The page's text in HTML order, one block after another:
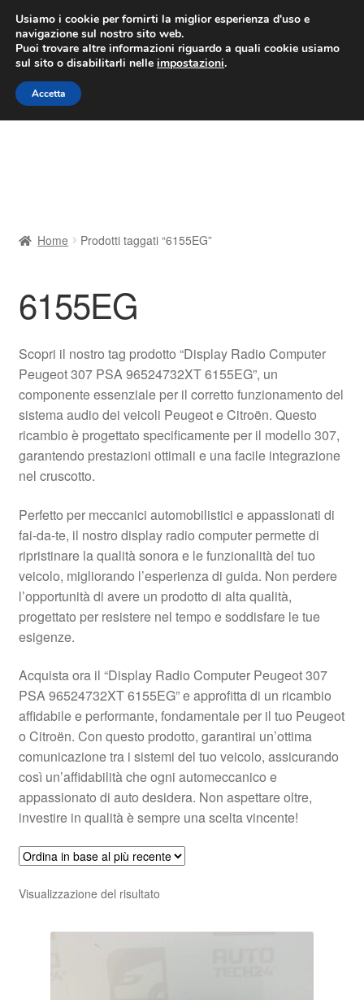
CONSEGNA da 7 EUR
Lun-Ven 9:00 - 16:00/800 580 290
Vai
alla
navigazione
Vai
al
contenuto
Contatto
Il mio account
Pagamenti
Politica sulla riservatezza
Procedura di Reclamo
Registratore di cassa
Rimostranza
Spedizione in tutto il mondo
Home Prodotti taggati “6155EG”
6155EG
Scopri il nostro tag prodotto “Display Radio Computer
Peugeot 307 PSA 96524732XT 6155EG”, un
componente essenziale per il corretto funzionamento del
sistema audio dei veicoli Peugeot e Citroën. Questo
ricambio è progettato specificamente per il modello 307,
garantendo prestazioni ottimali e una facile integrazione
nel cruscotto.
Perfetto per meccanici automobilistici e appassionati di
fai-da-te, il nostro display radio computer permette di
ripristinare la qualità sonora e le funzionalità del tuo
veicolo, migliorando l’esperienza di guida. Non perdere
l’opportunità di avere un prodotto di alta qualità,
progettato per resistere nel tempo e soddisfare le tue
esigenze.
Acquista ora il “Display Radio Computer Peugeot 307
PSA 96524732XT 6155EG” e approfitta di un ricambio
affidabile e performante, fondamentale per il tuo Peugeot
o Citroën. Con questo prodotto, garantirai un’ottima
comunicazione tra i sistemi del tuo veicolo, assicurando
così un’affidabilità che ogni automeccanico e
appassionato di auto desidera. Non aspettare oltre,
investire in qualità è sempre una scelta vincente!
Visualizzazione del risultato
Usiamo i cookie per fornirti la miglior esperienza d'uso e
navigazione sul nostro sito web.
Puoi trovare altre informazioni riguardo a quali cookie usiamo
sul sito o disabilitarli nelle impostazioni.
Accetta